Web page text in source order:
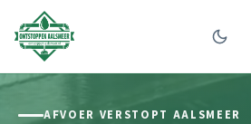
AFVOER VERSTOPT AALSMEER